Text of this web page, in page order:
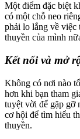
Một điểm đặc biệt
có một chỗ neo
phải lo lắng về việc
thuyền của mình
Kết nối và mở
Không có nơi nào
hơn khi bạn tham
tuyệt vời để gặp gỡ
cơ hội để tìm hiểu
thuyền.